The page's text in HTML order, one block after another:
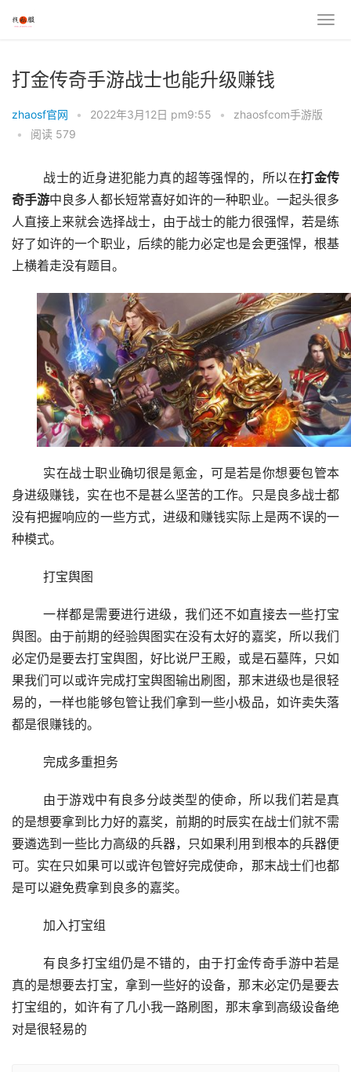
打金传奇手游战士也能升级赚钱
zhaosf官网 • 2022年3月12日 pm9:55 •
zhaosfcom手游版
•
阅读 579
	战士的近身进犯能力真的超等强悍的，所以在
打金传
奇手游中良多人都长短常喜好如许的一种职业。一起头很多
人直接上来就会选择战士，由于战士的能力很强悍，若是练
好了如许的一个职业，后续的能力必定也是会更强悍，根基
上横着走没有题目。
身进级赚钱，实在也不是甚么坚苦的工作。只是良多战士都
没有把握响应的一些方式，进级和赚钱实际上是两不误的一
种模式。
	打宝舆图
	一样都是需要进行进级，我们还不如直接去一些打宝
舆图。由于前期的经验舆图实在没有太好的嘉奖，所以我们
必定仍是要去打宝舆图，好比说尸王殿，或是石墓阵，只如
果我们可以或许完成打宝舆图输出刷图，那末进级也是很轻
易的，一样也能够包管让我们拿到一些小极品，如许卖失落
都是很赚钱的。
	完成多重担务
的是想要拿到比力好的嘉奖，前期的时辰实在战士们就不需
要遴选到一些比力高级的兵器，只如果利用到根本的兵器便
可。实在只如果可以或许包管好完成使命，那末战士们也都
是可以避免费拿到良多的嘉奖。
	加入打宝组
	有良多打宝组仍是不错的，由于打金传奇手游中若是
真的是想要去打宝，拿到一些好的设备，那末必定仍是要去
打宝组的，如许有了几小我一路刷图，那末拿到高级设备绝
对是很轻易的